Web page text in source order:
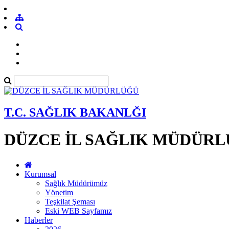
T.C. SAĞLIK BAKANLĞI
DÜZCE İL SAĞLIK
Kurumsal
Sağlık Müdürümüz
Yönetim
Teşkilat Şeması
Eski WEB Sayfamız
Haberler